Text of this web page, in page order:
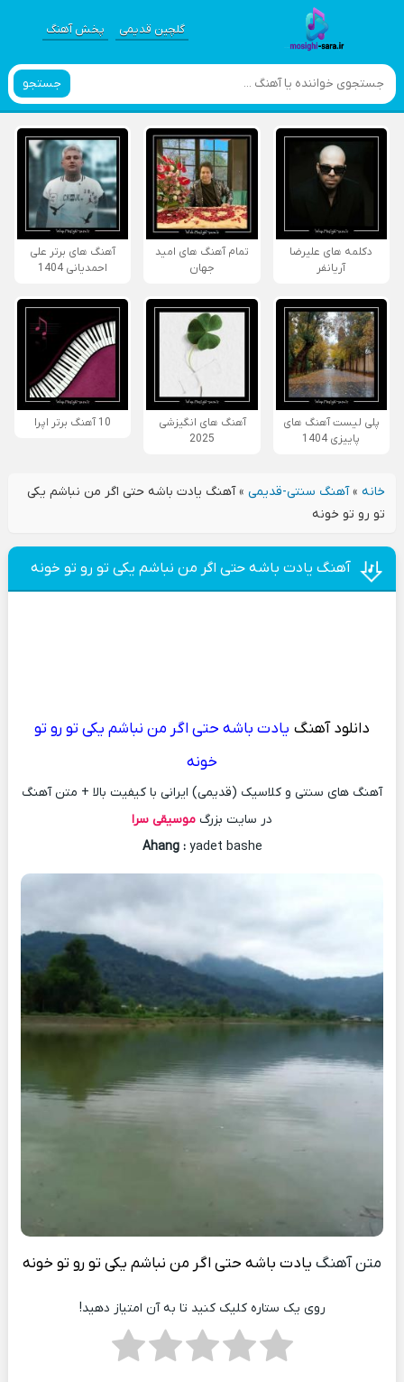
گلچین قدیمی پخش آهنگ
جستجو
دکلمه های علیرضا
آریانفر
تمام آهنگ های امید
جهان
آهنگ های برتر علی
احمدیانی 1404
پلی لیست آهنگ های
پاییزی 1404
آهنگ های انگیزشی
2025
10 آهنگ برتر اپرا
خانه»آهنگ سنتی-قدیمی»آهنگ یادت باشه حتی اگر من نباشم یکی
تو رو تو خونه
آهنگ یادت باشه حتی اگر من نباشم یکی تو رو تو خونه
دانلود آهنگ یادت باشه حتی اگر من نباشم یکی تو رو تو
خونه
آهنگ های سنتی و کلاسیک (قدیمی) ایرانی با کیفیت بالا + متن آهنگ
در سایت بزرگ موسیقی سرا
Ahang :yadet bashe
متن آهنگ یادت باشه حتی اگر من نباشم یکی تو رو تو خونه
روی یک ستاره کلیک کنید تا به آن امتیاز دهید!